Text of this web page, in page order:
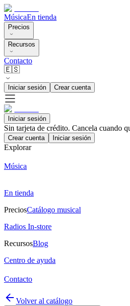
MúsicaEn tienda
Precios
Recursos
Contacto
🇪🇸
Iniciar sesión Crear cuenta
Iniciar sesión
Sin tarjeta de crédito. Cancela cuando
Crear cuenta Iniciar sesión
Explorar
Música
En tienda
PreciosCatálogo musical
Radios In-store
RecursosBlog
Centro de ayuda
Contacto
Volver al catálogo